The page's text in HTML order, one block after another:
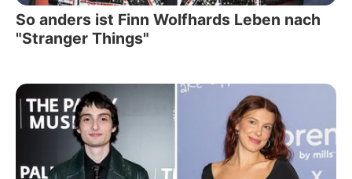
So anders ist Finn Wolfhards Leben nach
"Stranger Things"